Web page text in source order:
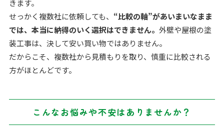
きます。
せっかく複数社に依頼しても、 “比較の軸”があいまいなまま
では、本当に納得のいく選択はできません。 外壁や屋根の塗
装工事は、決して安い買い物ではありません。
だからこそ、複数社から見積もりを取り、慎重に比較される
方がほとんどです。
こんなお悩みや不安はありませんか？